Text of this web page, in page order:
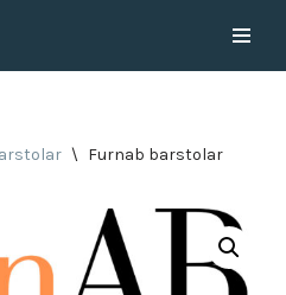
\ Furnab barstolar